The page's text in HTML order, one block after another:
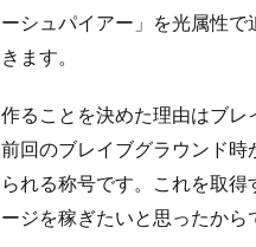
ーシュパイアー」を光属性
きます。
作ることを決めた理由はブレ
前回のブレイブグラウンド
られる称号です。これを取
ージを稼ぎたいと思ったから